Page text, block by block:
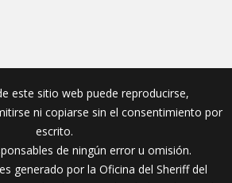
este sitio web puede reproducirse,
ni copiarse sin el consentimiento por
escrito.
de ningún error u omisión.
generado por la Oficina del Sheriff del